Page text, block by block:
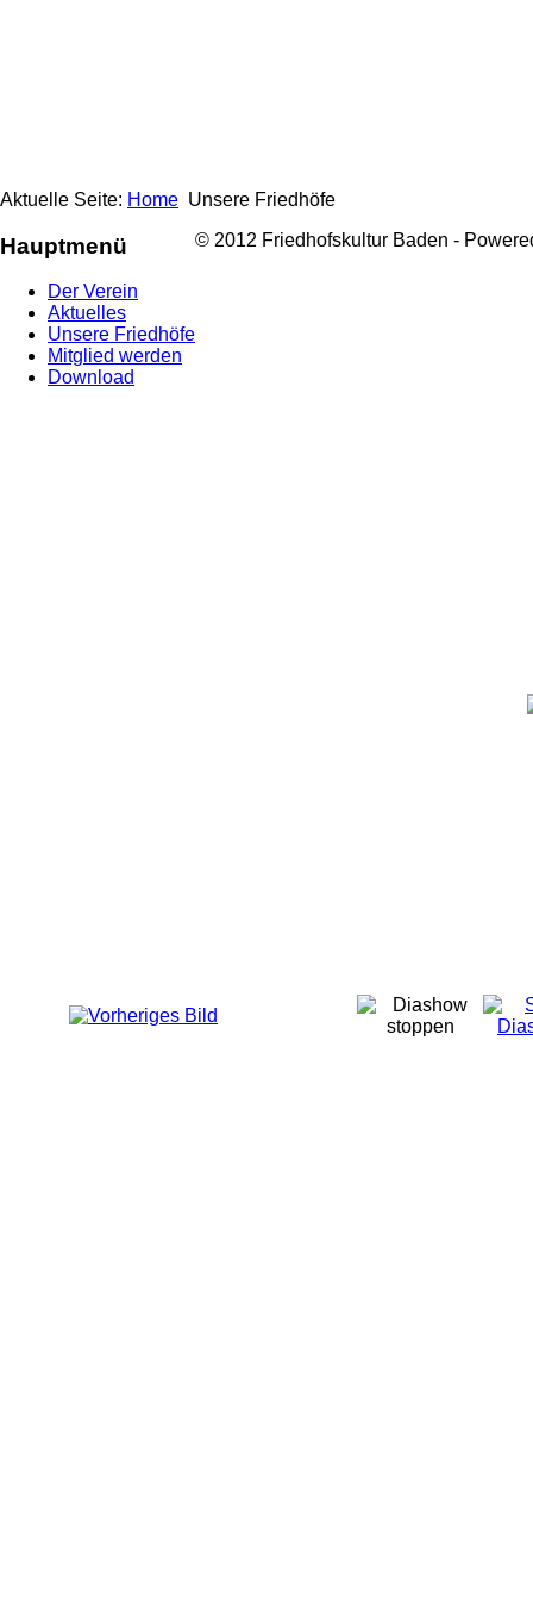
Aktuelle Seite: Home Unsere Friedhöfe
Hauptmenü
Der Verein
Aktuelles
Unsere Friedhöfe
Mitglied werden
Download
© 2012 Friedhofskultur Baden -